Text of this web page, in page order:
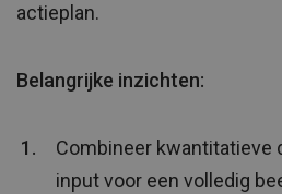
actieplan.
Belangrijke inzichten:
Combineer kwantitatieve
input voor een volledig